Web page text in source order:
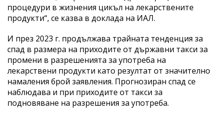
процедури в жизнения цикъл на лекарствените
продукти“, се казва в доклада на ИАЛ.
И през 2023 г. продължава трайната тенденция за
спад в размера на приходите от държавни такси за
промени в разрешенията за употреба на
лекарствени продукти като резултат от значително
намаления брой заявления. Прогнозиран спад се
наблюдава и при приходите от такси за
подновяване на разрешения за употреба.